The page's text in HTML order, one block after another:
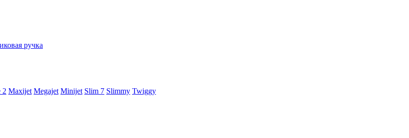
ручка
2 Maxijet Megajet Minijet Slim 7 Slimmy Twiggy